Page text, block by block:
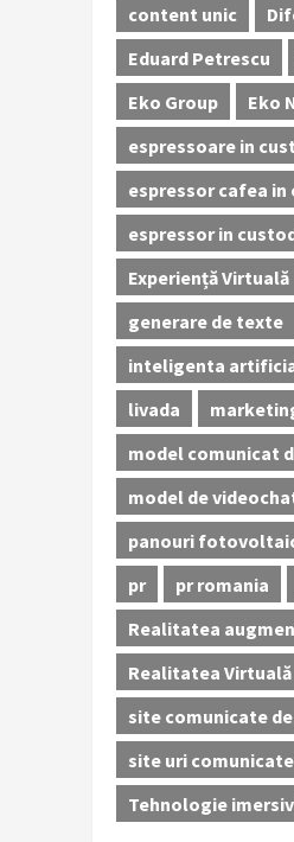
content unic
Eduard Petrescu
Eko Group
Eko
espressoare in
espressor cafea in
espressor in
Experiență Virtuală
generare de texte
inteligenta
livada
model comunicat
model de
panouri
pr
pr romania
Realitatea
Realitatea Virtuală
site comunicate
site uri
Tehnologie